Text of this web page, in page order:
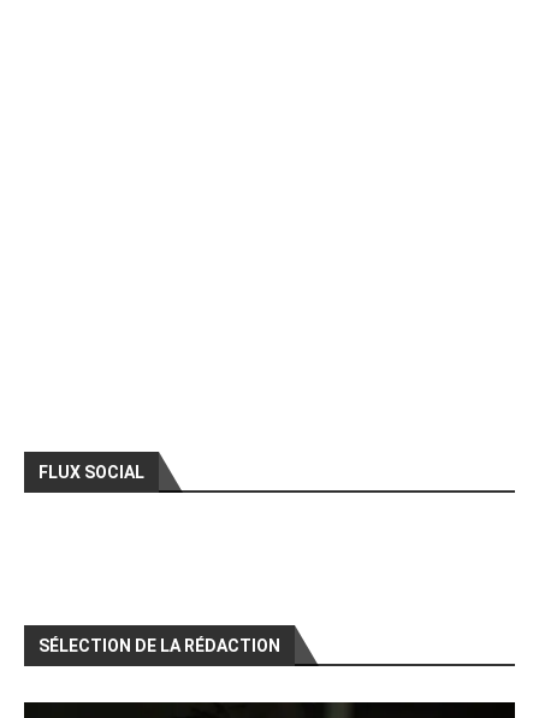
FLUX SOCIAL
SÉLECTION DE LA RÉDACTION